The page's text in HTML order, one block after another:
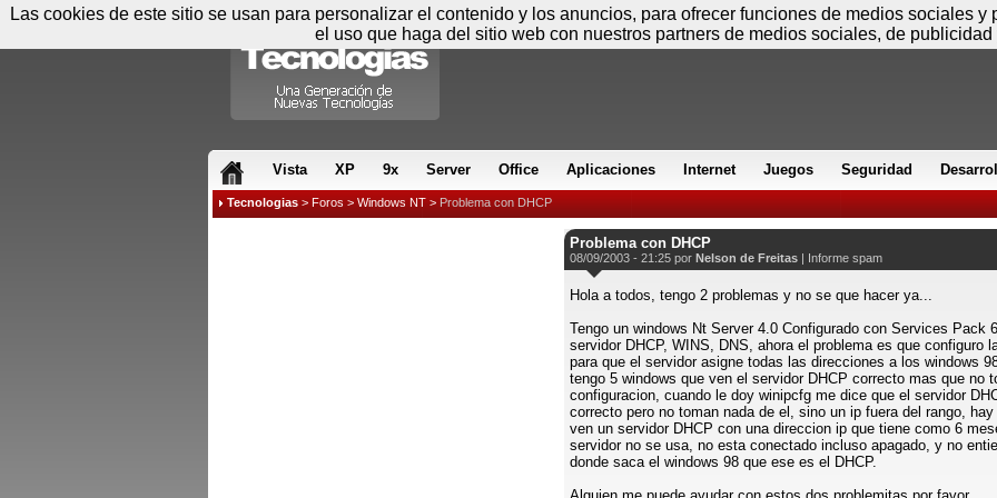
Vista XP 9x Server Office Aplicaciones Internet Juegos Seguridad
Tecnologias > Foros > Windows NT > Problema con DHCP
Problema con DHCP
08/09/2003 - 21:25 por Nelson de Freitas | Informe spam
Hola a todos, tengo 2 problemas y no se que hacer ya...
Tengo un windows Nt Server 4.0 Configurado con Services Pack
servidor DHCP, WINS, DNS, ahora el problema es que configuro
para que el servidor asigne todas las direcciones a los windows
tengo 5 windows que ven el servidor DHCP correcto mas que no
configuracion, cuando le doy winipcfg me dice que el servidor
correcto pero no toman nada de el, sino un ip fuera del rango,
ven un servidor DHCP con una direccion ip que tiene como 6
servidor no se usa, no esta conectado incluso apagado, y no
donde saca el windows 98 que ese es el DHCP.
Las cookies de este sitio se usan para personalizar el contenido y los anuncios, para ofrecer funciones de medios sociales
el uso que haga del sitio web con nuestros partners de medios sociales, de